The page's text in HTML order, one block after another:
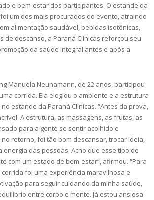
e bem-estar dos participantes. O estande da
um dos mais procurados do evento, atraindo
alimentação saudável, bebidas isotônicas,
de descanso, a Paraná Clínicas reforçou seu
da saúde integral antes e após a
Manuela Neunamann, de 22 anos, participou
corrida. Ela elogiou o ambiente e a estrutura
estande da Paraná Clínicas. “Antes da prova,
A estrutura, as massagens, as frutas, as
para a gente se sentir acolhido e
no retorno, foi tão bom descansar, trocar ideia,
energia das pessoas. Acho que esse tipo de
com um estado de bem-estar”, afirmou. “Para
corrida foi uma experiência maravilhosa e
para seguir cuidando da minha saúde,
entre corpo e mente. Já estou ansiosa